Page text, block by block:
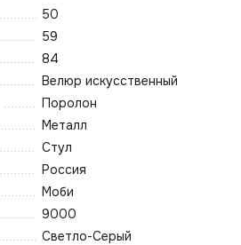
50
59
84
Велюр искусственный
Поролон
Металл
Стул
Россия
Моби
9000
Светло-Серый